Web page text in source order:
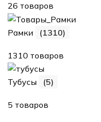
26 товаров
Рамки (1310)
1310 товаров
Тубусы (5)
5 товаров